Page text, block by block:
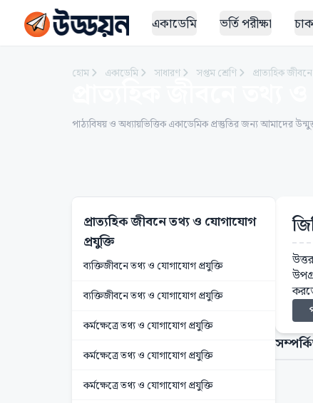
একাডেমি ভর্তি পরীক্ষা
হোম একাডেমি সাধারণ সপ্তম শ্রেণি প্রাত্যহিক
পাঠ্যবিষয় ও অধ্যায়ভিত্তিক একাডেমিক প্রস্তুতির জন্য আমাদের
প্রাত্যহিক জীবনে তথ্য ও যোগাযোগ
প্রযুক্তি
ব্যক্তিজীবনে তথ্য ও যোগাযোগ প্রযুক্তি
ব্যক্তিজীবনে তথ্য ও যোগাযোগ প্রযুক্তি
কর্মক্ষেত্রে তথ্য ও যোগাযোগ প্রযুক্তি
কর্মক্ষেত্রে তথ্য ও যোগাযোগ প্রযুক্তি
কর্মক্ষেত্রে তথ্য ও যোগাযোগ প্রযুক্তি